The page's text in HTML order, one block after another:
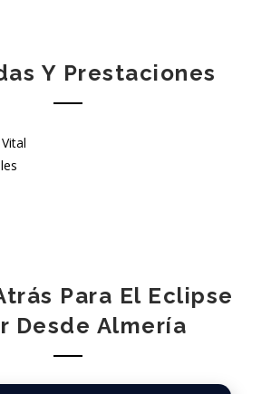
Y Prestaciones
Para El Eclipse
Desde Almería